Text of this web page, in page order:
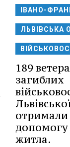
ІВАНО-
ЛЬВІВСЬКА
189
загиблих
отримали
допомогу
житла.